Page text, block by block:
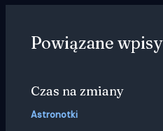
Powiązane wpisy
Czas na zmiany
Astronotki